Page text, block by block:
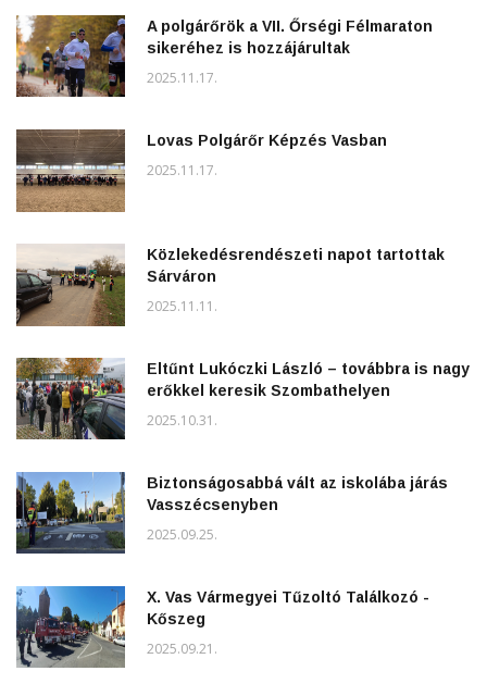
A polgárőrök a VII. Őrségi Félmaraton
sikeréhez is hozzájárultak
2025.11.17.
Lovas Polgárőr Képzés Vasban
2025.11.17.
Közlekedésrendészeti napot tartottak
Sárváron
2025.11.11.
Eltűnt Lukóczki László – továbbra is nagy
erőkkel keresik Szombathelyen
2025.10.31.
Biztonságosabbá vált az iskolába járás
Vasszécsenyben
2025.09.25.
X. Vas Vármegyei Tűzoltó Találkozó -
Kőszeg
2025.09.21.